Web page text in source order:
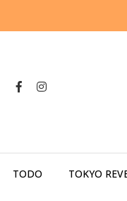
TODO TOKYO